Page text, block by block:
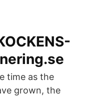
time as the
grown, the